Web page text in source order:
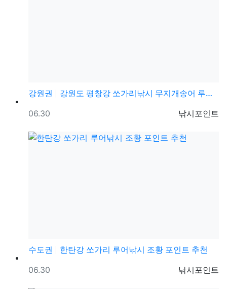
강원권
강원도 평창강 쏘가리낚시 무지개송어 루어낚시 포인트 추…
등록자
낚시포인트
등록일
06.30
수도권
한탄강 쏘가리 루어낚시 조황 포인트 추천
등록자
낚시포인트
등록일
06.30